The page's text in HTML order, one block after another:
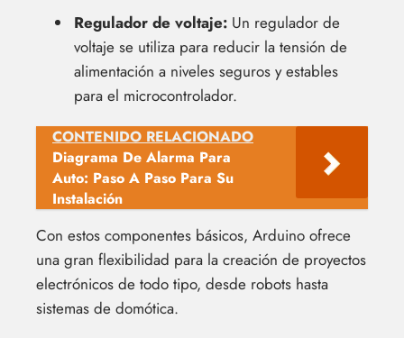
Regulador de voltaje: Un regulador de
voltaje se utiliza para reducir la tensión de
alimentación a niveles seguros y estables
para el microcontrolador.
CONTENIDO RELACIONADO
Diagrama De Alarma Para
Auto: Paso A Paso Para Su
Instalación
Con estos componentes básicos, Arduino ofrece
una gran flexibilidad para la creación de proyectos
electrónicos de todo tipo, desde robots hasta
sistemas de domótica.